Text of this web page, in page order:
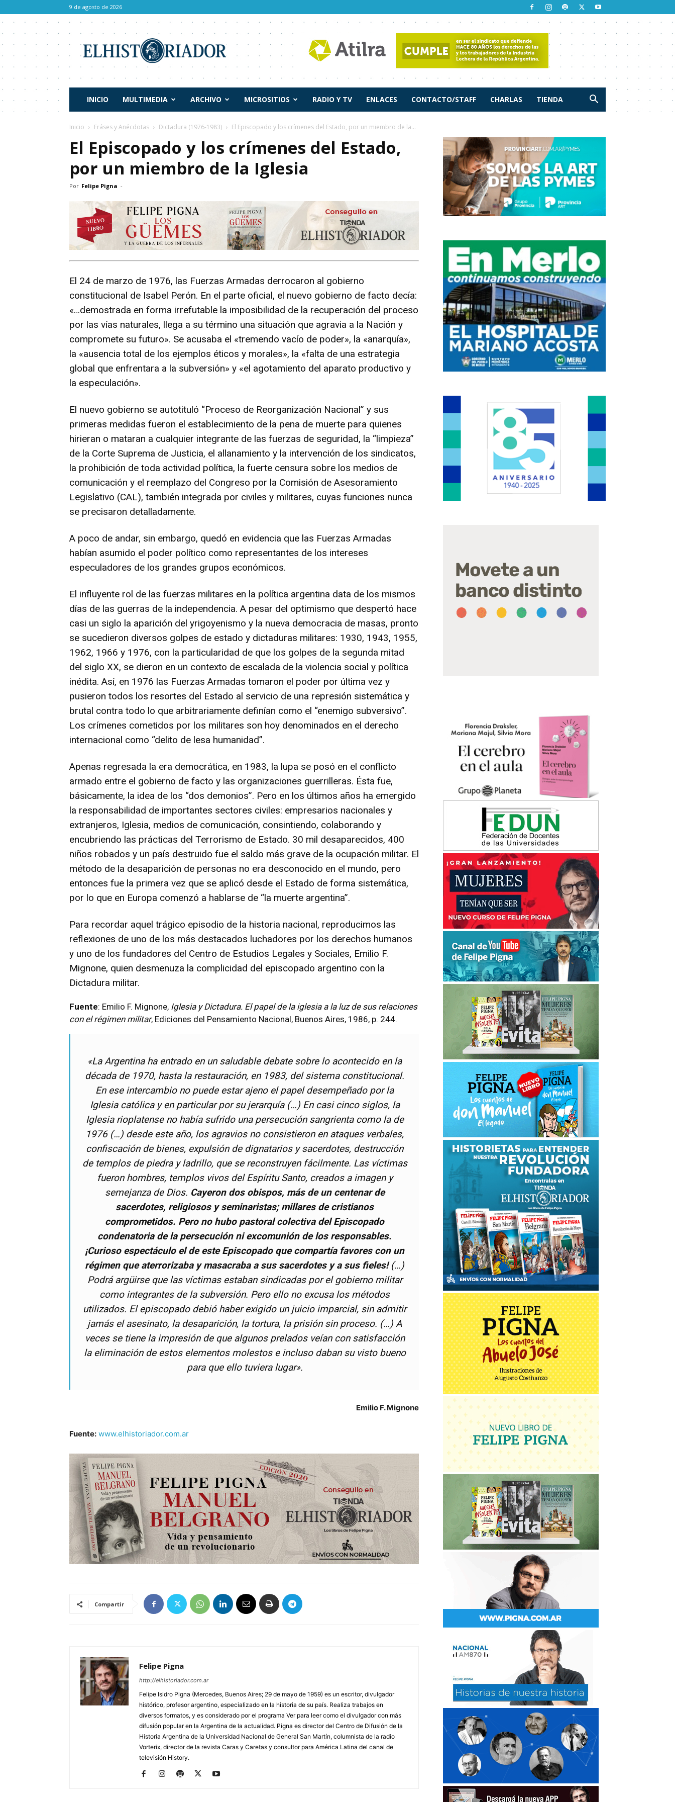
9 de agosto de 2026
Historiador
INICIO MULTIMEDIA ARCHIVO MICROSITIOS RADIO Y TV ENLACES CONTACTO/STAFF CHARLAS TIENDA
Inicio Fráses y Anécdotas Dictadura (1976-1983) El Episcopado y los crímenes del Estado, por un miembro de la...
El Episcopado y los crímenes del Estado,
por un miembro de la Iglesia
Por Felipe Pigna -
El 24 de marzo de 1976, las Fuerzas Armadas derrocaron al gobierno
constitucional de Isabel Perón. En el parte oficial, el nuevo gobierno de facto decía:
«…demostrada en forma irrefutable la imposibilidad de la recuperación del proceso
por las vías naturales, llega a su término una situación que agravia a la Nación y
compromete su futuro». Se acusaba el «tremendo vacío de poder», la «anarquía»,
la «ausencia total de los ejemplos éticos y morales», la «falta de una estrategia
global que enfrentara a la subversión» y «el agotamiento del aparato productivo y
la especulación».
El nuevo gobierno se autotituló “Proceso de Reorganización Nacional” y sus
primeras medidas fueron el establecimiento de la pena de muerte para quienes
hirieran o mataran a cualquier integrante de las fuerzas de seguridad, la “limpieza”
de la Corte Suprema de Justicia, el allanamiento y la intervención de los sindicatos,
la prohibición de toda actividad política, la fuerte censura sobre los medios de
comunicación y el reemplazo del Congreso por la Comisión de Asesoramiento
Legislativo (CAL), también integrada por civiles y militares, cuyas funciones nunca
se precisaron detalladamente.
A poco de andar, sin embargo, quedó en evidencia que las Fuerzas Armadas
habían asumido el poder político como representantes de los intereses
especuladores de los grandes grupos económicos.
El influyente rol de las fuerzas militares en la política argentina data de los mismos
días de las guerras de la independencia. A pesar del optimismo que despertó hace
casi un siglo la aparición del yrigoyenismo y la nueva democracia de masas, pronto
se sucedieron diversos golpes de estado y dictaduras militares: 1930, 1943, 1955,
1962, 1966 y 1976, con la particularidad de que los golpes de la segunda mitad
del siglo XX, se dieron en un contexto de escalada de la violencia social y política
inédita. Así, en 1976 las Fuerzas Armadas tomaron el poder por última vez y
pusieron todos los resortes del Estado al servicio de una represión sistemática y
brutal contra todo lo que arbitrariamente definían como el “enemigo subversivo”.
Los crímenes cometidos por los militares son hoy denominados en el derecho
internacional como “delito de lesa humanidad”.
Apenas regresada la era democrática, en 1983, la lupa se posó en el conflicto
armado entre el gobierno de facto y las organizaciones guerrilleras. Ésta fue,
básicamente, la idea de los “dos demonios”. Pero en los últimos años ha emergido
la responsabilidad de importantes sectores civiles: empresarios nacionales y
extranjeros, Iglesia, medios de comunicación, consintiendo, colaborando y
encubriendo las prácticas del Terrorismo de Estado. 30 mil desaparecidos, 400
niños robados y un país destruido fue el saldo más grave de la ocupación militar. El
método de la desaparición de personas no era desconocido en el mundo, pero
entonces fue la primera vez que se aplicó desde el Estado de forma sistemática,
por lo que en Europa comenzó a hablarse de “la muerte argentina”.
Para recordar aquel trágico episodio de la historia nacional, reproducimos las
reflexiones de uno de los más destacados luchadores por los derechos humanos
y uno de los fundadores del Centro de Estudios Legales y Sociales, Emilio F.
Mignone, quien desmenuza la complicidad del episcopado argentino con la
Dictadura militar.
Fuente: Emilio F. Mignone, Iglesia y Dictadura. El papel de la iglesia a la luz de sus relaciones
con el régimen militar, Ediciones del Pensamiento Nacional, Buenos Aires, 1986, p. 244.
«La Argentina ha entrado en un saludable debate sobre lo acontecido en la
década de 1970, hasta la restauración, en 1983, del sistema constitucional.
En ese intercambio no puede estar ajeno el papel desempeñado por la
Iglesia católica y en particular por su jerarquía (…) En casi cinco siglos, la
Iglesia rioplatense no había sufrido una persecución sangrienta como la de
1976 (…) desde este año, los agravios no consistieron en ataques verbales,
confiscación de bienes, expulsión de dignatarios y sacerdotes, destrucción
de templos de piedra y ladrillo, que se reconstruyen fácilmente. Las víctimas
fueron hombres, templos vivos del Espíritu Santo, creados a imagen y
semejanza de Dios. Cayeron dos obispos, más de un centenar de
sacerdotes, religiosos y seminaristas; millares de cristianos
comprometidos. Pero no hubo pastoral colectiva del Episcopado
condenatoria de la persecución ni excomunión de los responsables.
¡Curioso espectáculo el de este Episcopado que compartía favores con un
régimen que aterrorizaba y masacraba a sus sacerdotes y a sus fieles!(…)
Podrá argüirse que las víctimas estaban sindicadas por el gobierno militar
como integrantes de la subversión. Pero ello no excusa los métodos
utilizados. El episcopado debió haber exigido un juicio imparcial, sin admitir
jamás el asesinato, la desaparición, la tortura, la prisión sin proceso. (…) A
veces se tiene la impresión de que algunos prelados veían con satisfacción
la eliminación de estos elementos molestos e incluso daban su visto bueno
para que ello tuviera lugar».
Emilio F. Mignone
Fuente: www.elhistoriador.com.ar
Compartir
Felipe Pigna
http://elhistoriador.com.ar
Felipe Isidro Pigna (Mercedes, Buenos Aires; 29 de mayo de 1959) es un escritor, divulgador
histórico, profesor argentino, especializado en la historia de su país. Realiza trabajos en
diversos formatos, y es considerado por el programa Ver para leer como el divulgador con más
difusión popular en la Argentina de la actualidad. Pigna es director del Centro de Difusión de la
Historia Argentina de la Universidad Nacional de General San Martín, columnista de la radio
Vorterix, director de la revista Caras y Caretas y consultor para América Latina del canal de
televisión History.